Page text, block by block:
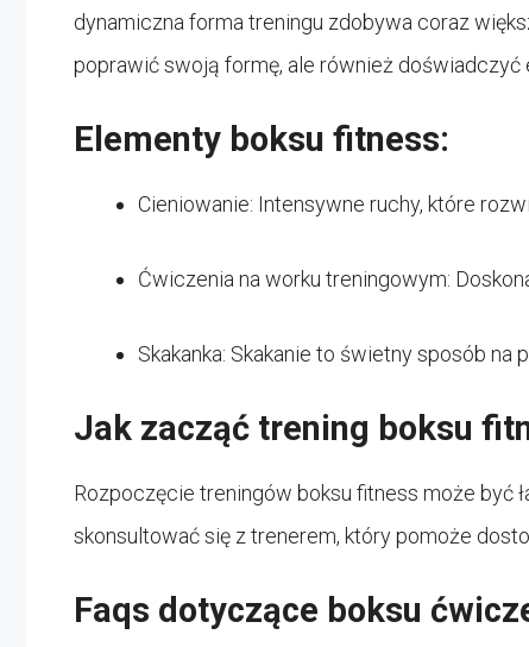
dynamiczna forma treningu zdobywa coraz
poprawić swoją formę, ale również doświadczyć
Elementy boksu fitness:
Cieniowanie: Intensywne ruchy, które
Ćwiczenia na worku treningowym:
Skakanka: Skakanie to świetny sposób na
Jak zacząć trening boksu
Rozpoczęcie treningów boksu fitness może być
skonsultować się z trenerem, który pomoże
Faqs dotyczące boksu